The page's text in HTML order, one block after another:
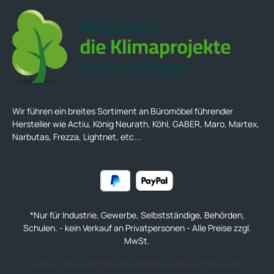
Wir führen ein breites Sortiment an Büromöbel führender
Hersteller wie Actiu, König Neurath, Köhl, GABER, Maro, Martex,
Narbutas, Frezza, Lightnet, etc...
*Nur für Industrie, Gewerbe, Selbstständige, Behörden,
Schulen. - kein Verkauf an Privatpersonen - Alle Preise zzgl.
MwSt.